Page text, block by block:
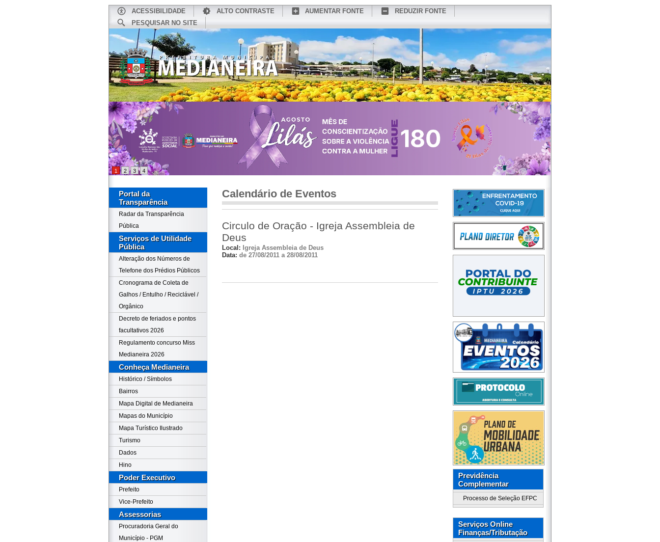
ACESSIBILIDADE ALTO CONTRASTE AUMENTAR FONTE
REDUZIR FONTE
PESQUISAR NO SITE
CONHEÇA MEDIANEIRA REDES SOCIAIS WEBMAIL
1 2 3 4
Portal da
Transparência
Radar da Transparência
Pública
Serviços de Utilidade
Pública
Alteração dos Números de
Telefone dos Prédios Públicos
Cronograma de Coleta de
Galhos / Entulho / Reciclável /
Orgânico
Decreto de feriados e pontos
facultativos 2026
Regulamento concurso Miss
Medianeira 2026
Conheça Medianeira
Histórico / Símbolos
Bairros
Mapa Digital de Medianeira
Mapas do Município
Mapa Turístico Ilustrado
Turismo
Dados
Hino
Poder Executivo
Prefeito
Vice-Prefeito
Assessorias
Procuradoria Geral do
Município - PGM
Calendário de Eventos
Circulo de Oração - Igreja Assembleia de
Deus
Local: Igreja Assembleia de Deus
Data: de 27/08/2011 a 28/08/2011
Previdência
Complementar
Processo de Seleção EFPC
Serviços Online
Finanças/Tributação